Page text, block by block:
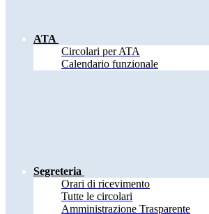
ATA
Circolari per ATA
Calendario funzionale
Segreteria
Orari di ricevimento
Tutte le circolari
Amministrazione Trasparente